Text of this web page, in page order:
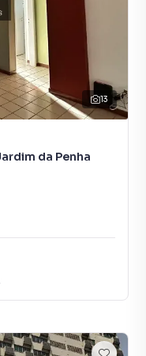
13
da Penha